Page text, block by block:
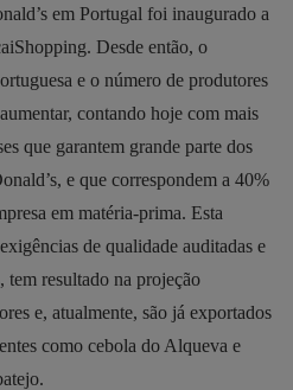
em Portugal foi inaugurado a
Desde então, o
e o número de produtores
contando hoje com mais
que garantem grande parte dos
e que correspondem a 40%
em matéria-prima. Esta
de qualidade auditadas e
tem resultado na projeção
e, atualmente, são já exportados
como cebola do Alqueva e